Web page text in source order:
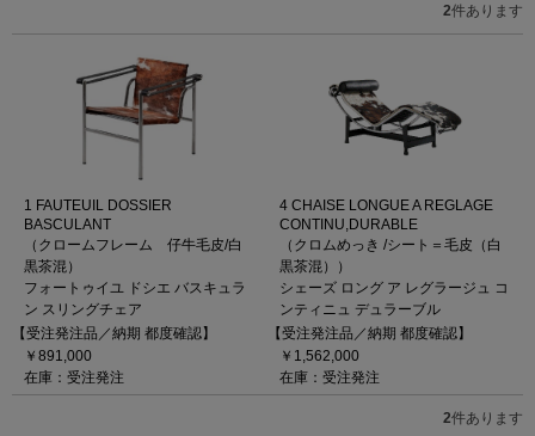
2件あります
1 FAUTEUIL DOSSIER
BASCULANT
（クロームフレーム 仔牛毛皮/白
黒茶混）
フォートゥイユ ドシエ バスキュラ
ン スリングチェア
【受注発注品／納期 都度確認】
￥891,000
在庫：受注発注
4 CHAISE LONGUE A REGLAGE
CONTINU,DURABLE
（クロムめっき /シート＝毛皮（白
黒茶混））
シェーズ ロング ア レグラージュ コ
ンティニュ デュラーブル
【受注発注品／納期 都度確認】
￥1,562,000
在庫：受注発注
2件あります